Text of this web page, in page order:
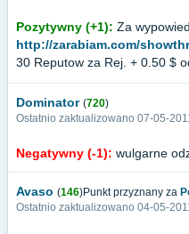
Pozytywny (+1): Za
http://zarabiam.com/
30 Reputow za Rej. + 0.50 $
Dominator (720)
Ostatnio zaktualizowano 07-05-
Negatywny (-1): wulgarne
Avaso (146)Punkt przyznany za
Ostatnio zaktualizowano 04-05-